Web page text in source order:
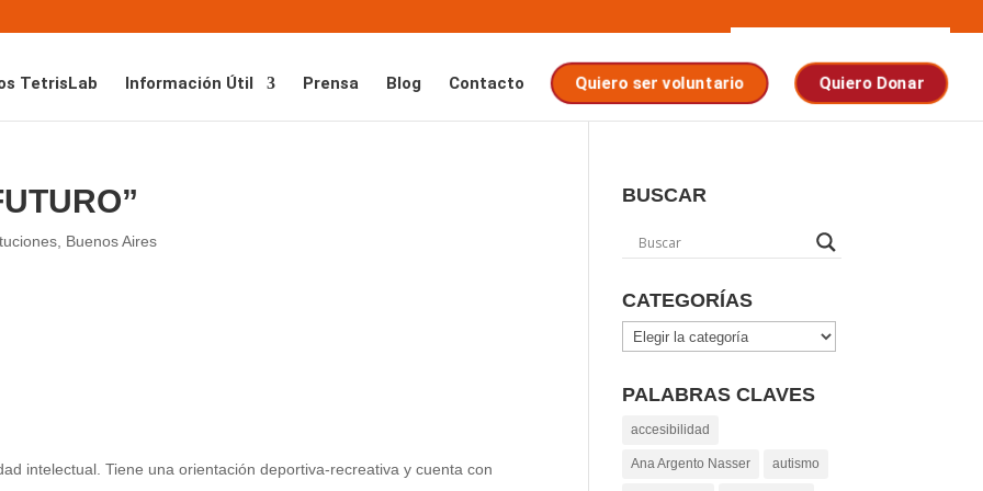
TetrisLab Información Útil Prensa Blog Contacto Quiero ser voluntario Quiero Donar
Buenos Aires
intelectual. Tiene una orientación deportiva-recreativa y cuenta con
BUSCAR
CATEGORÍAS
Categorías
PALABRAS CLAVES
accesibilidad
Ana Argento Nasser autismo